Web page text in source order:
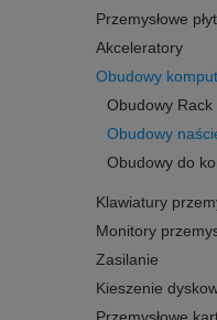
Przemysłowe
Akceleratory
Obudowy
Obudowy Rack
Obudowy
Obudowy do
Klawiatury
Monitory
Zasilanie
Kieszenie